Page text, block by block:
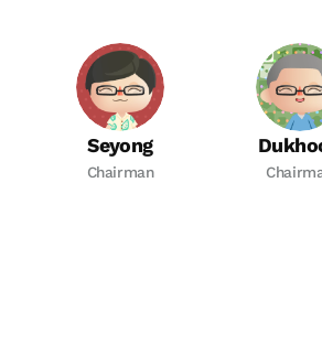
Seyong
Chairman